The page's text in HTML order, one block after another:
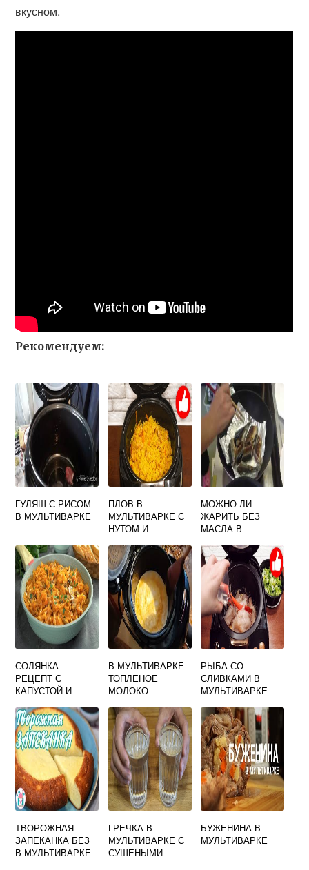
вкусном.
Рекомендуем:
ГУЛЯШ С РИСОМ
В МУЛЬТИВАРКЕ
ПЛОВ В
МУЛЬТИВАРКЕ С
НУТОМ И
МОЖНО ЛИ
ЖАРИТЬ БЕЗ
МАСЛА В
СОЛЯНКА
РЕЦЕПТ С
КАПУСТОЙ И
УЖИН В
МУЛЬТИВАРКЕ
В МУЛЬТИВАРКЕ
ТОПЛЕНОЕ
МОЛОКО
РЫБА СО
СЛИВКАМИ В
МУЛЬТИВАРКЕ
ТВОРОЖНАЯ
ЗАПЕКАНКА БЕЗ
В МУЛЬТИВАРКЕ
ГРЕЧКА В
МУЛЬТИВАРКЕ С
СУШЕНЫМИ
БУЖЕНИНА В
МУЛЬТИВАРКЕ